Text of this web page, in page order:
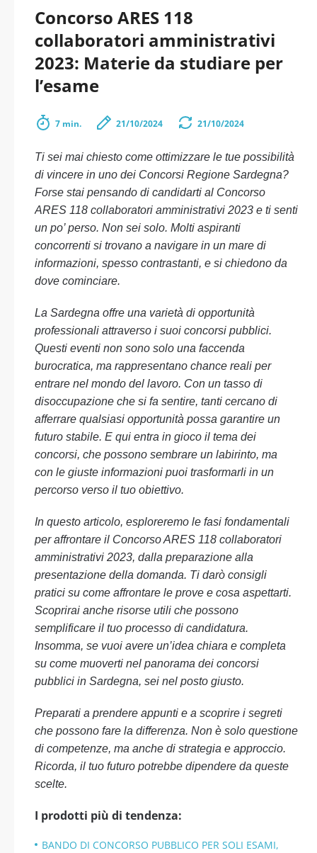
Concorso ARES 118
collaboratori amministrativi
2023: Materie da studiare per
l’esame
7 min. 21/10/2024 21/10/2024
Ti sei mai chiesto come ottimizzare le tue possibilità
di vincere in uno dei Concorsi Regione Sardegna?
Forse stai pensando di candidarti al Concorso
ARES 118 collaboratori amministrativi 2023 e ti senti
un po’ perso. Non sei solo. Molti aspiranti
concorrenti si trovano a navigare in un mare di
informazioni, spesso contrastanti, e si chiedono da
dove cominciare.
La Sardegna offre una varietà di opportunità
professionali attraverso i suoi concorsi pubblici.
Questi eventi non sono solo una faccenda
burocratica, ma rappresentano chance reali per
entrare nel mondo del lavoro. Con un tasso di
disoccupazione che si fa sentire, tanti cercano di
afferrare qualsiasi opportunità possa garantire un
futuro stabile. E qui entra in gioco il tema dei
concorsi, che possono sembrare un labirinto, ma
con le giuste informazioni puoi trasformarli in un
percorso verso il tuo obiettivo.
In questo articolo, esploreremo le fasi fondamentali
per affrontare il Concorso ARES 118 collaboratori
amministrativi 2023, dalla preparazione alla
presentazione della domanda. Ti darò consigli
pratici su come affrontare le prove e cosa aspettarti.
Scoprirai anche risorse utili che possono
semplificare il tuo processo di candidatura.
Insomma, se vuoi avere un’idea chiara e completa
su come muoverti nel panorama dei concorsi
pubblici in Sardegna, sei nel posto giusto.
Preparati a prendere appunti e a scoprire i segreti
che possono fare la differenza. Non è solo questione
di competenze, ma anche di strategia e approccio.
Ricorda, il tuo futuro potrebbe dipendere da queste
scelte.
I prodotti più di tendenza:
BANDO DI CONCORSO PUBBLICO PER SOLI ESAMI,